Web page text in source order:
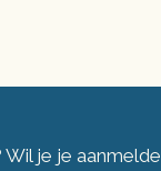
je je